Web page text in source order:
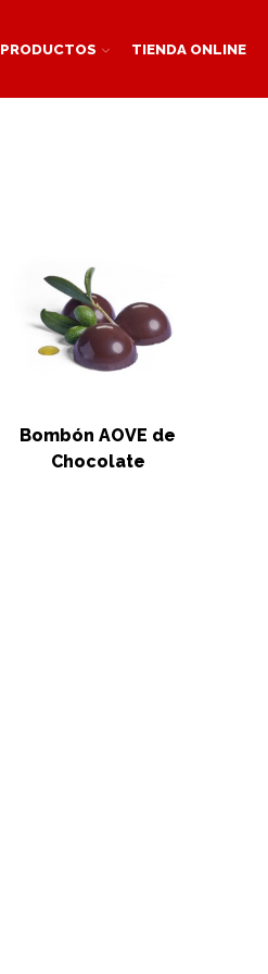
PRODUCTOS TIENDA ONLINE
Bombón AOVE de
Chocolate